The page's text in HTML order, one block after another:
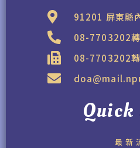
91201 屏東縣
08-7703202
08-7703202
最新